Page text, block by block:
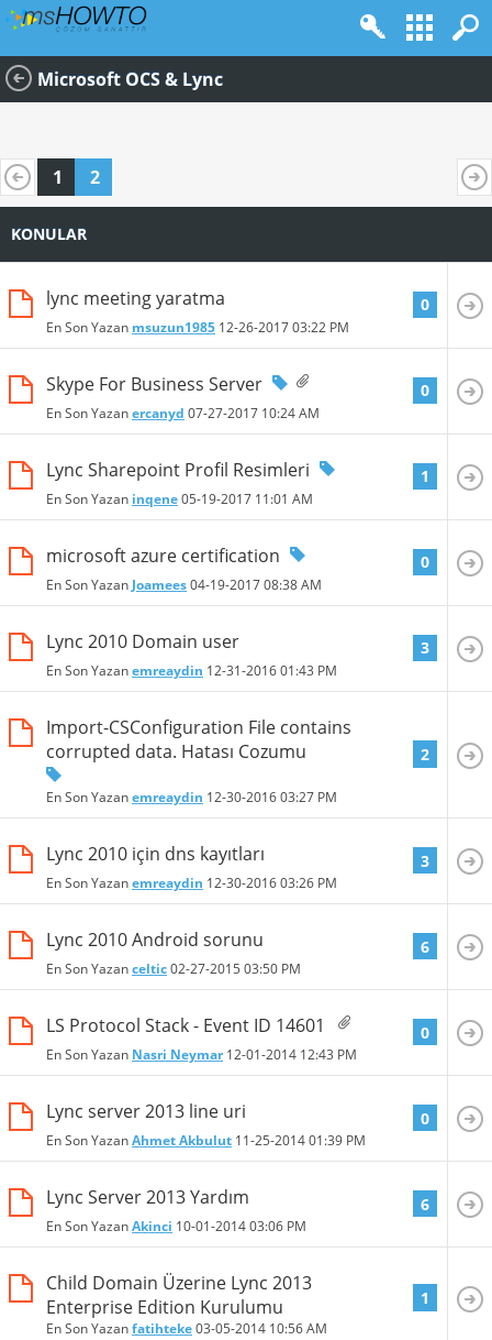
Microsoft OCS & Lync
1 2
KONULAR
lync meeting yaratma
En Son Yazan msuzun1985 12-26-201703:22 PM
0
Skype For Business Server
En Son Yazanercanyd 07-27-2017 10:24 AM
0
Lync Sharepoint Profil Resimleri
En Son Yazan inqene05-19-2017 11:01 AM
1
microsoft azure certification
En Son Yazan Joamees04-19-201708:38 AM
0
Lync 2010 Domain user
En Son Yazanemreaydin 12-31-201601:43 PM
3
Import-CSConfiguration File contains
corrupted data. Hatası Cozumu
En Son Yazanemreaydin 12-30-201603:27 PM
2
Lync 2010 için dns kayıtları
En Son Yazanemreaydin 12-30-201603:26 PM
3
Lync 2010 Android sorunu
En Son Yazanceltic02-27-2015 03:50 PM
6
LS Protocol Stack - Event ID 14601
En Son Yazan Nasri Neymar12-01-2014 12:43 PM
0
Lync server 2013 line uri
En Son YazanAhmet Akbulut 11-25-201401:39 PM
0
Lync Server 2013 Yardım
En Son YazanAkinci 10-01-201403:06 PM
6
Child Domain Üzerine Lync 2013
Enterprise Edition Kurulumu
En Son Yazanfatihteke03-05-2014 10:56 AM
1